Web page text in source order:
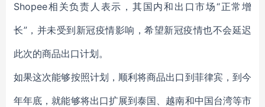
Shopee相关负责人表示，其国内和出口市场“正常增
长”，并未受到新冠疫情影响，希望新冠疫情也不会延迟
此次的商品出口计划。
如果这次能够按照计划，顺利将商品出口到菲律宾，到今
年年底，就能够将出口扩展到泰国、越南和中国台湾等市